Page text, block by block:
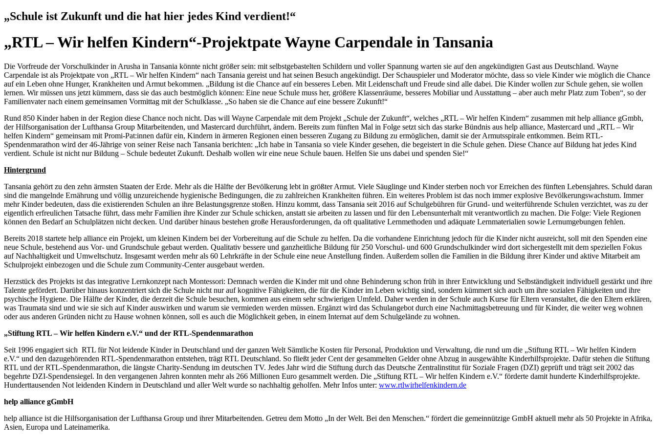
„Schule ist Zukunft und die hat hier jedes Kind verdient!“
„RTL – Wir helfen Kindern“-Projektpate Wayne Carpendale in Tansania
Die Vorfreude der Vorschulkinder in Arusha in Tansania könnte nicht größer sein: mit selbstgebastelten Schildern und voller Spannung warten sie auf den angekündigten Gast aus Deutschland. Wayne
Carpendale ist als Projektpate von „RTL – Wir helfen Kindern“ nach Tansania gereist und hat seinen Besuch angekündigt. Der Schauspieler und Moderator möchte, dass so viele Kinder wie möglich die Chance
auf ein Leben ohne Hunger, Krankheiten und Armut bekommen. „Bildung ist die Chance auf ein besseres Leben. Mit Leidenschaft und Freude sind alle dabei. Die Kinder wollen zur Schule gehen, sie wollen
lernen. Wir müssen uns jetzt kümmern, dass sie das auch bestmöglich können: Eine neue Schule muss her, größere Klassenräume, besseres Mobiliar und Ausstattung – aber auch mehr Platz zum Toben“, so der
Familienvater nach einem gemeinsamen Vormittag mit der Schulklasse. „So haben sie die Chance auf eine bessere Zukunft!“
Rund 850 Kinder haben in der Region diese Chance noch nicht. Das will Wayne Carpendale mit dem Projekt „Schule der Zukunft“, welches „RTL – Wir helfen Kindern“ zusammen mit help alliance gGmbh,
der Hilfsorganisation der Lufthansa Group Mitarbeitenden, und Mastercard durchführt, ändern. Bereits zum fünften Mal in Folge setzt sich das starke Bündnis aus help alliance, Mastercard und „RTL – Wir
helfen Kindern“ gemeinsam mit Promi-Pat:innen dafür ein, Kindern in ärmeren Regionen einen besseren Zugang zu Bildung zu ermöglichen, damit sie der Armutsspirale entkommen. Beim RTL-
Spendenmarathon wird der 46-Jährige von seiner Reise nach Tansania berichten: „Ich habe in Tansania so viele Kinder gesehen, die begeistert in die Schule gehen. Diese Chance auf Bildung hat jedes Kind
verdient. Schule ist nicht nur Bildung – Schule bedeutet Zukunft. Deshalb wollen wir eine neue Schule bauen. Helfen Sie uns dabei und spenden Sie!“
Hintergrund
Tansania gehört zu den zehn ärmsten Staaten der Erde. Mehr als die Hälfte der Bevölkerung lebt in größter Armut. Viele Säuglinge und Kinder sterben noch vor Erreichen des fünften Lebensjahres. Schuld daran
sind die mangelnde Ernährung und völlig unzureichende hygienische Bedingungen, die zu zahlreichen Krankheiten führen. Ein weiteres Problem ist das noch immer explosive Bevölkerungswachstum. Immer
mehr Kinder bedeuten, dass die existierenden Schulen an ihre Belastungsgrenze stoßen. Hinzu kommt, dass Tansania seit 2016 auf Schulgebühren für Grund- und weiterführende Schulen verzichtet, was zu der
eigentlich erfreulichen Tatsache führt, dass mehr Familien ihre Kinder zur Schule schicken, anstatt sie arbeiten zu lassen und für den Lebensunterhalt mit verantwortlich zu machen. Die Folge: Viele Regionen
können den Bedarf an Schulplätzen nicht decken. Und darüber hinaus bestehen große Herausforderungen, da oft qualitative Lernmethoden und adäquate Lernmaterialien sowie Lernumgebungen fehlen.
Bereits 2018 startete help alliance ein Projekt, um kleinen Kindern bei der Vorbereitung auf die Schule zu helfen. Da die vorhandene Einrichtung jedoch für die Kinder nicht ausreicht, soll mit den Spenden eine
neue Schule, bestehend aus Vor- und Grundschule gebaut werden. Qualitativ bessere und ganzheitliche Bildung für 250 Vorschul- und 600 Grundschulkinder wird dort sichergestellt mit dem speziellen Fokus
auf Nachhaltigkeit und Umweltschutz. Insgesamt werden mehr als 60 Lehrkräfte in der Schule eine neue Anstellung finden. Außerdem sollen die Familien in die Bildung ihrer Kinder und aktive Mitarbeit am
Schulprojekt einbezogen und die Schule zum Community-Center ausgebaut werden.
Herzstück des Projekts ist das integrative Lernkonzept nach Montessori: Demnach werden die Kinder mit und ohne Behinderung schon früh in ihrer Entwicklung und Selbständigkeit individuell gestärkt und ihre
Talente gefördert. Darüber hinaus konzentriert sich die Schule nicht nur auf kognitive Fähigkeiten, die für die Kinder im Leben wichtig sind, sondern kümmert sich auch um ihre sozialen Fähigkeiten und ihre
psychische Hygiene. Die Hälfte der Kinder, die derzeit die Schule besuchen, kommen aus einem sehr schwierigen Umfeld. Daher werden in der Schule auch Kurse für Eltern veranstaltet, die den Eltern erklären,
was Traumata sind und wie sie sich auf Kinder auswirken und warum sie vermieden werden müssen. Ergänzt wird das Schulangebot durch eine Nachmittagsbetreuung und für Kinder, die weiter weg wohnen
oder aus anderen Gründen nicht zu Hause wohnen können, soll es auch die Möglichkeit geben, in einem Internat auf dem Schulgelände zu wohnen.
„Stiftung RTL – Wir helfen Kindern e.V.“ und der RTL-Spendenmarathon
Seit 1996 engagiert sich RTL für Not leidende Kinder in Deutschland und der ganzen Welt Sämtliche Kosten für Personal, Produktion und Verwaltung, die rund um die „Stiftung RTL – Wir helfen Kindern
e.V.“ und den dazugehörenden RTL-Spendenmarathon entstehen, trägt RTL Deutschland. So fließt jeder Cent der gesammelten Gelder ohne Abzug in ausgewählte Kinderhilfsprojekte. Dafür stehen die Stiftung
RTL und der RTL-Spendenmarathon, die längste Charity-Sendung im deutschen TV. Jedes Jahr wird die Stiftung durch das Deutsche Zentralinstitut für Soziale Fragen (DZI) geprüft und trägt seit 2002 das
begehrte DZI-Spendensiegel. In den vergangenen Jahren konnten mehr als 266 Millionen Euro gesammelt werden. Die „Stiftung RTL – Wir helfen Kindern e.V.“ förderte damit hunderte Kinderhilfsprojekte.
Hunderttausenden Not leidenden Kindern in Deutschland und aller Welt wurde so nachhaltig geholfen. Mehr Infos unter: www.rtlwirhelfenkindern.de
help alliance gGmbH
help alliance ist die Hilfsorganisation der Lufthansa Group und ihrer Mitarbeitenden. Getreu dem Motto „In der Welt. Bei den Menschen.“ fördert die gemeinnützige GmbH aktuell mehr als 50 Projekte in Afrika,
Asien, Europa und Lateinamerika.